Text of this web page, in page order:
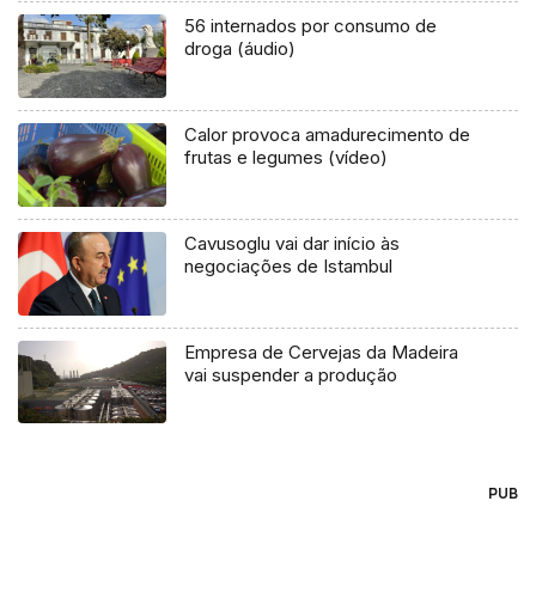
56 internados por consumo de
droga (áudio)
Calor provoca amadurecimento de
frutas e legumes (vídeo)
Cavusoglu vai dar início às
negociações de Istambul
Empresa de Cervejas da Madeira
vai suspender a produção
PUB